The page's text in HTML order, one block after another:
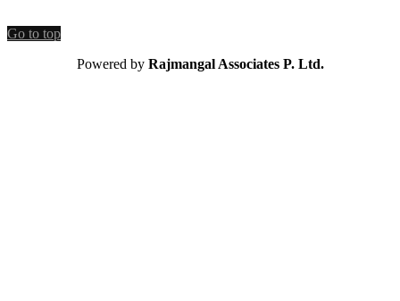
Go to top
Powered by Rajmangal Associates P. Ltd.